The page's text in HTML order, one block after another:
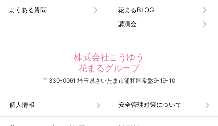
よくある質問
花まるBLOG
講演会
株式会社こうゆう
花まるグループ
〒330-0061 埼玉県さいたま市浦和区常盤9-19-10
個人情報 安全管理対策について